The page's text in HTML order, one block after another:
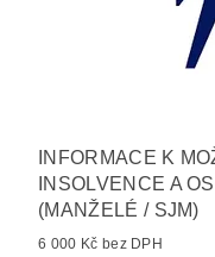
INFORMACE K
INSOLVENCE A
(MANŽELÉ / SJM)
6 000 Kč bez DPH